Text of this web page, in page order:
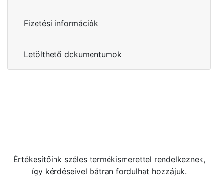
Fizetési információk
Letölthető dokumentumok
Értékesítőink széles termékismerettel rendelkeznek,
így kérdéseivel bátran fordulhat hozzájuk.